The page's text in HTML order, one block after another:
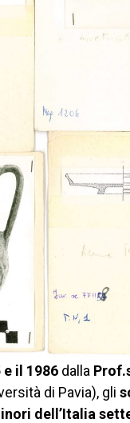
e il 1986 dalla
di Pavia), gli
dell’Italia